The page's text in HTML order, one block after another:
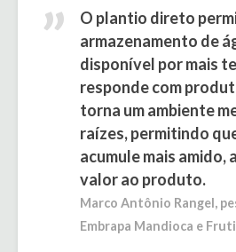
O plantio direto
armazenamento de
disponível por mais
responde com
torna um ambiente
raízes, permitindo
acumule mais amido,
valor ao produto.
Marco Antônio Rangel,
Embrapa Mandioca e